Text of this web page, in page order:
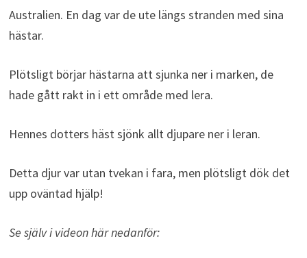
Australien. En dag var de ute längs stranden med sina
hästar.
Plötsligt börjar hästarna att sjunka ner i marken, de
hade gått rakt in i ett område med lera.
Hennes dotters häst sjönk allt djupare ner i leran.
Detta djur var utan tvekan i fara, men plötsligt dök det
upp oväntad hjälp!
Se själv i videon här nedanför: